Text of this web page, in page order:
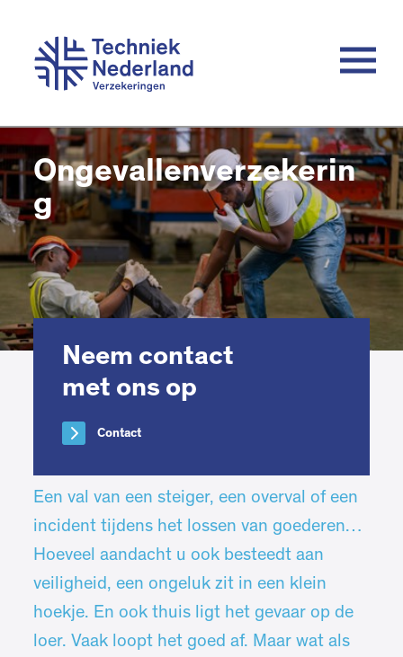
Ongevallenverzekerin
g
Neem contact
met ons op
Contact
Een val van een steiger, een overval of een
incident tijdens het lossen van goederen…
Hoeveel aandacht u ook besteedt aan
veiligheid, een ongeluk zit in een klein
hoekje. En ook thuis ligt het gevaar op de
loer. Vaak loopt het goed af. Maar wat als